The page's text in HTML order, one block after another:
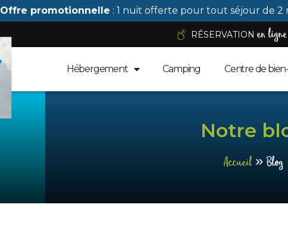
Offre promotionnelle : 1 nuit offerte pour tout séjour de 2
RÉSERVATION en ligne
Hébergement Camping Centre de
Notre
Accueil»Blog